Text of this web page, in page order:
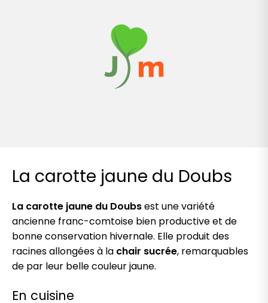
La carotte jaune du Doubs
La carotte jaune du Doubsest une variété
ancienne franc-comtoise bien productive et de
bonne conservation hivernale. Elle produit des
racines allongées à la chair sucrée, remarquables
de par leur belle couleur jaune.
En cuisine